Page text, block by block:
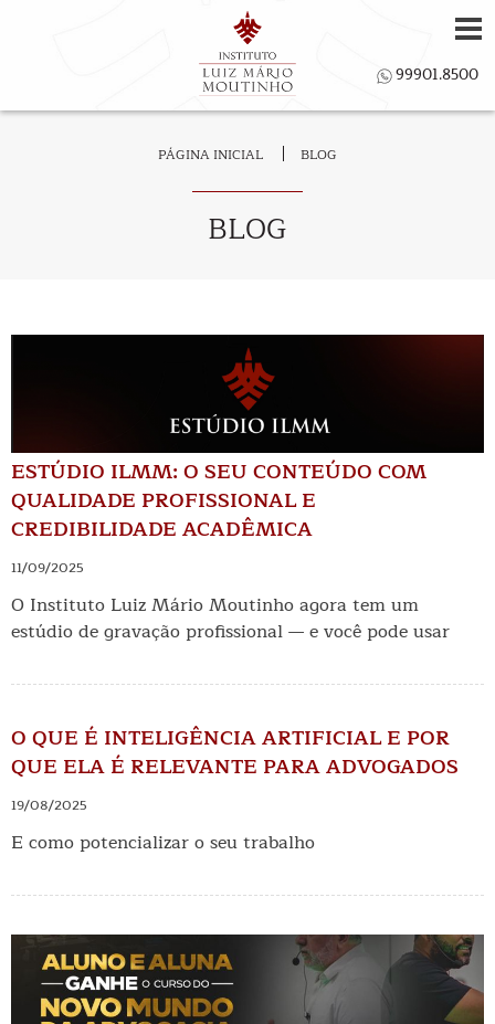
PÁGINA INICIAL BLOG
BLOG
ESTÚDIO ILMM: O SEU CONTEÚDO COM
QUALIDADE PROFISSIONAL E
CREDIBILIDADE ACADÊMICA
11/09/2025
O Instituto Luiz Mário Moutinho agora tem um
estúdio de gravação profissional — e você pode usar
O QUE É INTELIGÊNCIA ARTIFICIAL E POR
QUE ELA É RELEVANTE PARA ADVOGADOS
19/08/2025
E como potencializar o seu trabalho